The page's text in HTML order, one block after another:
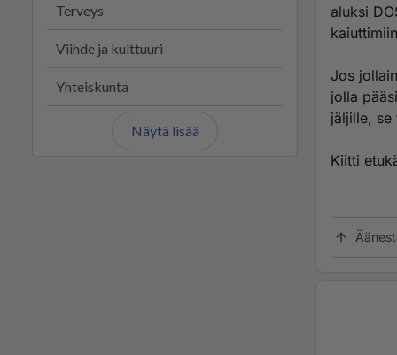
Terveys
Viihde ja kulttuuri
Yhteiskunta
Näytä lisää
aluksi
Jos
jolla
jäljille, se
Kiitti